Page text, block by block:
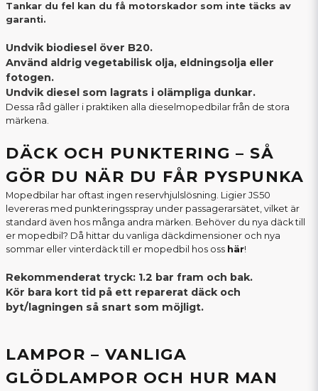
Tankar du fel kan du få motorskador som inte täcks av
garanti.
Undvik biodiesel över B20.
Använd aldrig vegetabilisk olja, eldningsolja eller
fotogen.
Undvik diesel som lagrats i olämpliga dunkar.
Dessa råd gäller i praktiken alla dieselmopedbilar från de stora
märkena.
DÄCK OCH PUNKTERING – SÅ
GÖR DU NÄR DU FÅR PYSPUNKA
Mopedbilar har oftast ingen reservhjulslösning. Ligier JS50
levereras med punkteringsspray under passagerarsätet, vilket är
standard även hos många andra märken. Behöver du nya däck till
er mopedbil? Då hittar du vanliga däckdimensioner och nya
sommar eller vinterdäck till er mopedbil hos oss här!
Rekommenderat tryck: 1.2 bar fram och bak.
Kör bara kort tid på ett reparerat däck och
byt/lagningen så snart som möjligt.
LAMPOR – VANLIGA
GLÖDLAMPOR OCH HUR MAN